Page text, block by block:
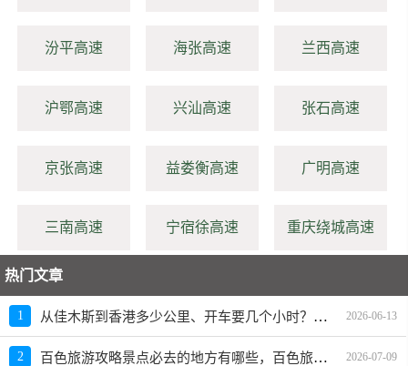
汾平高速 海张高速 兰西高速
沪鄂高速 兴汕高速 张石高速
京张高速 益娄衡高速 广明高速
三南高速 宁宿徐高速 重庆绕城高速
热门文章
1 从佳木斯到香港多少公里、开车要几个小时？过路费、油费等 2026-06-13
2 百色旅游攻略景点必去的地方有哪些，百色旅游必去十大景点排名 2026-07-09